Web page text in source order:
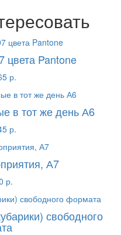
цвета Pantone
р.
в тот же день А6
р.
А7
р.
свободного